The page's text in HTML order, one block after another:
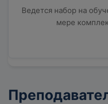
Ведется набор на
мере